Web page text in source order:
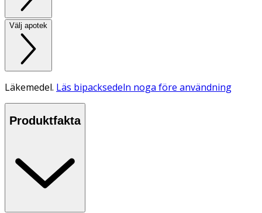
Välj apotek
Läkemedel. Läs bipacksedeln noga före användning
Produktfakta